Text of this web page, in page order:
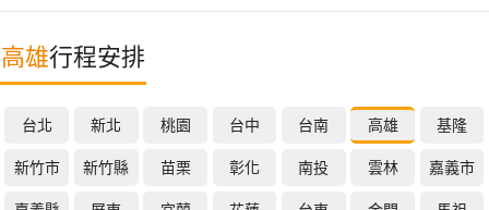
特
宿
全
高雄行程安排
台北 新北 桃園 台中 台南 高雄 基隆
新竹市 新竹縣 苗栗 彰化 南投 雲林 嘉義市